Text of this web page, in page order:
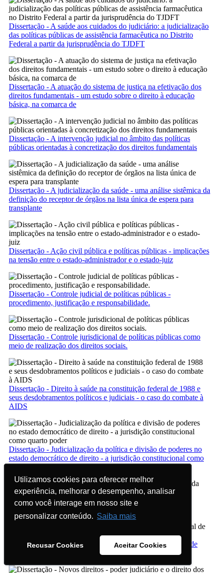
Utilizamos cookies para oferecer melhor
experiência, melhorar o desempenho, analisar
como você interage em nosso site e
personalizar conteúdo. Saiba mais
Recusar Cookies Aceitar Cookies
Utilizamos cookies para oferecer melhor
experiência, melhorar o desempenho, analisar
como você interage em nosso site e
personalizar conteúdo. Saiba mais
Recusar Cookies Aceitar Cookies
Dissertação - A saúde aos cuidados do judiciário: a judicialização
das políticas públicas de assistência farmacêutica no Distrito
Federal a partir da jurisprudência do TJDFT
Dissertação - A atuação do sistema de justiça na efetivação dos
direitos fundamentais - um estudo sobre o direito à educação
básica, na comarca de
Dissertação - A intervenção judicial no âmbito das políticas
públicas orientadas à concretização dos direitos fundamentais
Dissertação - A judicialização da saúde - uma análise sistêmica da
definição do receptor de órgãos na lista única de espera para
transplante
Dissertação - Ação civil pública e políticas públicas - implicações
na tensão entre o estado-administrador e o estado-juiz
Dissertação - Controle judicial de políticas públicas -
procedimento, justificação e responsabilidade.
Dissertação - Controle jurisdicional de políticas públicas como
meio de realização dos direitos sociais.
Dissertação - Direito à saúde na constituição federal de 1988 e
seus desdobramentos políticos e judiciais - o caso do combate à
AIDS
Dissertação - Judicialização da política e divisão de poderes no
estado democrático de direito - a jurisdição constitucional como
Dissertação - Judicialização dos direitos sociais na teoria da
ponderação e no senso de adequabilidade
Dissertação - Limites e Vínculos do Controle Jurisdicional de
Políticas Públicas do Estado Constitucional